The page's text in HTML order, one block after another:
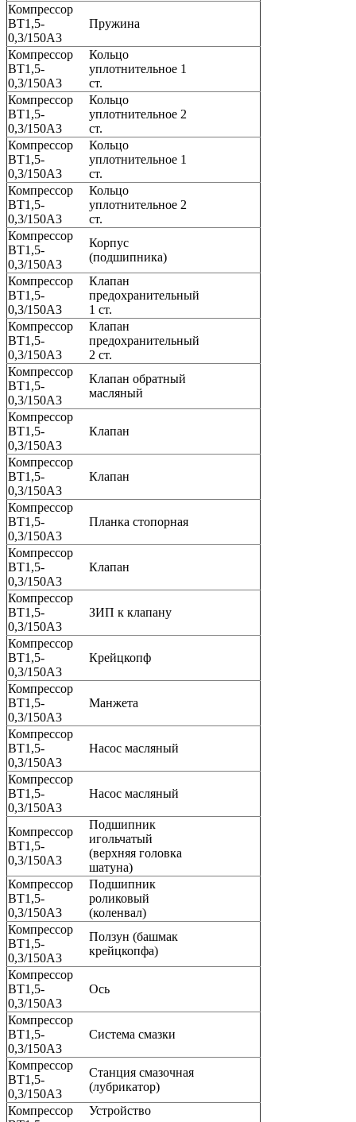
Компрессор
ВТ1,5-
0,3/150А3
Пружина
Компрессор
ВТ1,5-
0,3/150А3
Кольцо
уплотнительное 1
ст.
Компрессор
ВТ1,5-
0,3/150А3
Кольцо
уплотнительное 2
ст.
Компрессор
ВТ1,5-
0,3/150А3
Кольцо
уплотнительное 1
ст.
Компрессор
ВТ1,5-
0,3/150А3
Кольцо
уплотнительное 2
ст.
Компрессор
ВТ1,5-
0,3/150А3
Корпус
(подшипника)
Компрессор
ВТ1,5-
0,3/150А3
Клапан
предохранительный
1 ст.
Компрессор
ВТ1,5-
0,3/150А3
Клапан
предохранительный
2 ст.
Компрессор
ВТ1,5-
0,3/150А3
Клапан обратный
масляный
Компрессор
ВТ1,5-
0,3/150А3
Клапан
Компрессор
ВТ1,5-
0,3/150А3
Клапан
Компрессор
ВТ1,5-
0,3/150А3
Планка стопорная
Компрессор
ВТ1,5-
0,3/150А3
Клапан
Компрессор
ВТ1,5-
0,3/150А3
ЗИП к клапану
Компрессор
ВТ1,5-
0,3/150А3
Крейцкопф
Компрессор
ВТ1,5-
0,3/150А3
Манжета
Компрессор
ВТ1,5-
0,3/150А3
Насос масляный
Компрессор
ВТ1,5-
0,3/150А3
Насос масляный
Компрессор
ВТ1,5-
0,3/150А3
Подшипник
игольчатый
(верхняя головка
шатуна)
Компрессор
ВТ1,5-
0,3/150А3
Подшипник
роликовый
(коленвал)
Компрессор
ВТ1,5-
0,3/150А3
Ползун (башмак
крейцкопфа)
Компрессор
ВТ1,5-
0,3/150А3
Ось
Компрессор
ВТ1,5-
0,3/150А3
Система смазки
Компрессор
ВТ1,5-
0,3/150А3
Станция смазочная
(лубрикатор)
Компрессор
Устройство